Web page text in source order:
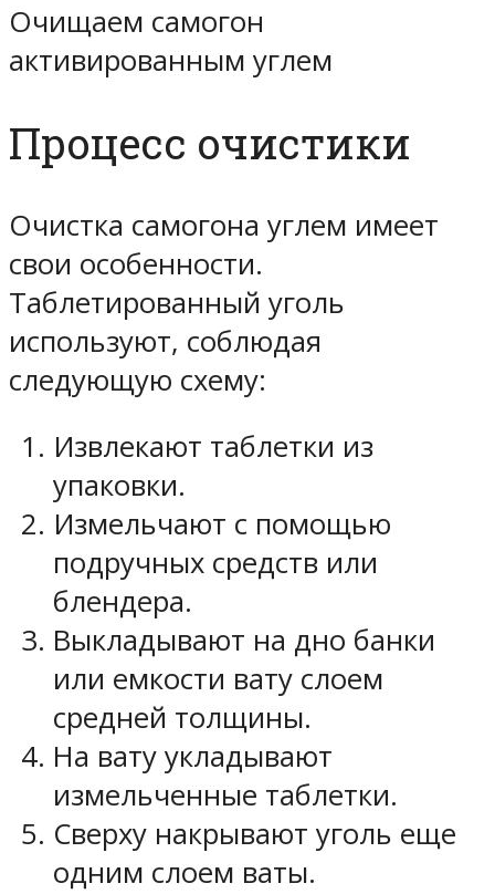
Очищаем самогон
активированным углем
Процесс очистики
Очистка самогона углем имеет
свои особенности.
Таблетированный уголь
используют, соблюдая
следующую схему:
Извлекают таблетки из
упаковки.
Измельчают с помощью
подручных средств или
блендера.
Выкладывают на дно банки
или емкости вату слоем
средней толщины.
На вату укладывают
измельченные таблетки.
Сверху накрывают уголь еще
одним слоем ваты.